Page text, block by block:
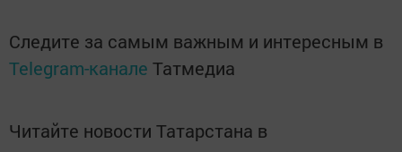
Следите за самым важным и интересным в
Telegram-канале Татмедиа
Читайте новости Татарстана в